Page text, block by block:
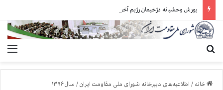
خانه / اطلاعیه‌های دبیرخانه شورای ملی مقاومت ایران/ سال ۱۳۹۶